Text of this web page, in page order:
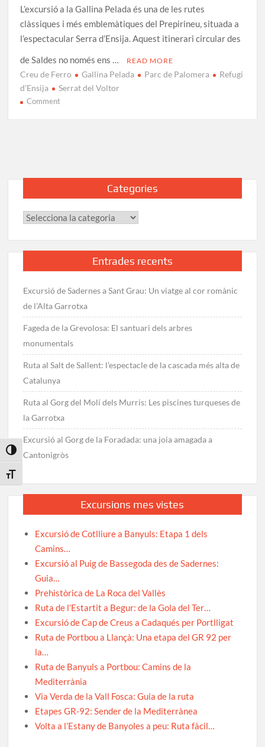
Toggle High Contrast
Toggle Font size
L’excursió a la Gallina Pelada és una de les rutes
clàssiques i més emblemàtiques del Prepirineu, situada a
l’espectacular Serra d’Ensija. Aquest itinerari circular des
de Saldes no només ens …
READ MORE
Creu de Ferro Gallina Pelada Parc de Palomera
Refugi
d'Ensija
Serrat del Voltor
Commenton
Guia
Rutes
Categories
Categories
Entrades recents
Excursió de Sadernes a Sant Grau: Un viatge al cor romànic
de l’Alta Garrotxa
Fageda de la Grevolosa: El santuari dels arbres
monumentals
Ruta al Salt de Sallent: l’espectacle de la cascada més alta de
Catalunya
Ruta al Gorg del Molí dels Murris: Les piscines turqueses de
la Garrotxa
Excursió al Gorg de la Foradada: una joia amagada a
Cantonigròs
Excursions mes vistes
Excursió de Cotlliure a Banyuls: Etapa 1 dels
Camins…
Excursió al Puig de Bassegoda des de Sadernes:
Guia…
Prehistòrica de La Roca del Vallès
Ruta de l’Estartit a Begur: de la Gola del Ter…
Excursió de Cap de Creus a Cadaqués per Portlligat
Ruta de Portbou a Llançà: Una etapa del GR 92 per
la…
Ruta de Banyuls a Portbou: Camins de la
Mediterrània
Via Verda de la Vall Fosca: Guia de la ruta
Etapes GR-92: Sender de la Mediterrànea
Volta a l’Estany de Banyoles a peu: Ruta fàcil…